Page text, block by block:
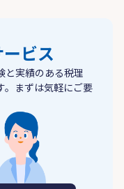
ビス
と実績のある税理
。まずは気軽にご要